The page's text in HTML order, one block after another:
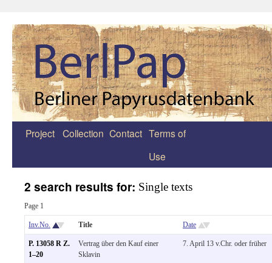
Zum
Project Collection Contact Terms of
Use
2 search results for: Single texts
Page 1
Inv.No. Title Date
P. 13058 R Z.
1–20
Vertrag über den Kauf einer
Sklavin
7. April 13 v.Chr. oder früher